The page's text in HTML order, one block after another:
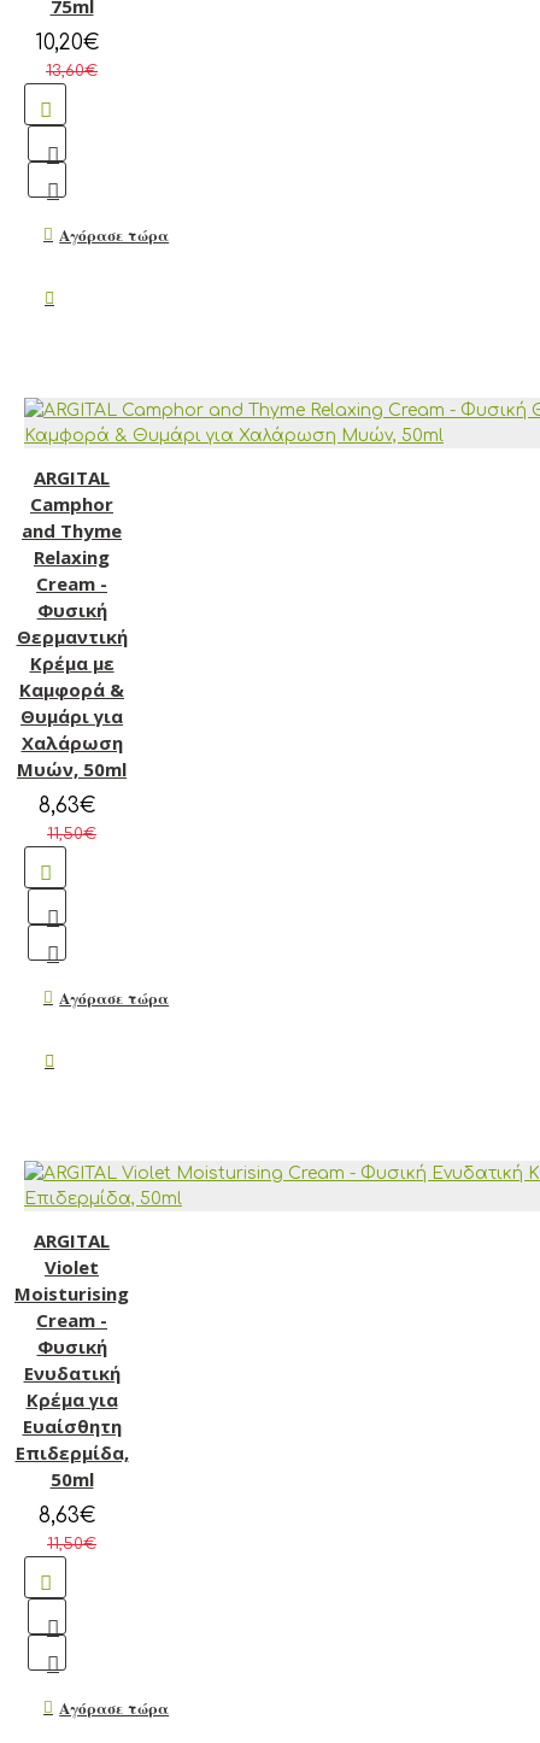
75ml
10,20€
13,60€
Αγόρασε τώρα
ARGITAL
Camphor
and Thyme
Relaxing
Cream -
Φυσική
Θερμαντική
Κρέμα με
Καμφορά &
Θυμάρι για
Χαλάρωση
Μυών, 50ml
8,63€
11,50€
Αγόρασε τώρα
ARGITAL
Violet
Moisturising
Cream -
Φυσική
Ενυδατική
Κρέμα για
Ευαίσθητη
Επιδερμίδα,
50ml
8,63€
11,50€
Αγόρασε τώρα